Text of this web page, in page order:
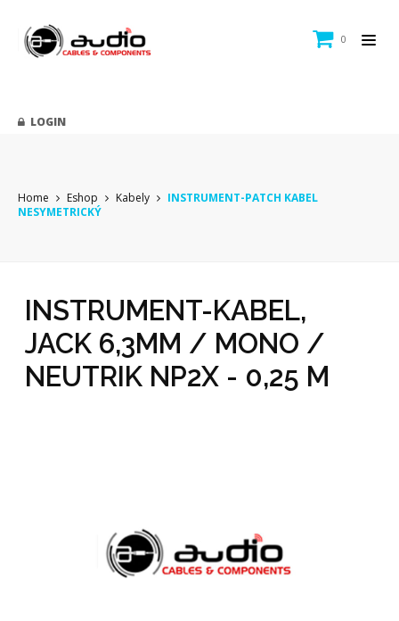
0
LOGIN
Home Eshop Kabely
INSTRUMENT-PATCH KABEL
NESYMETRICKÝ
INSTRUMENT-KABEL,
JACK 6,3MM / MONO /
NEUTRIK NP2X - 0,25 M